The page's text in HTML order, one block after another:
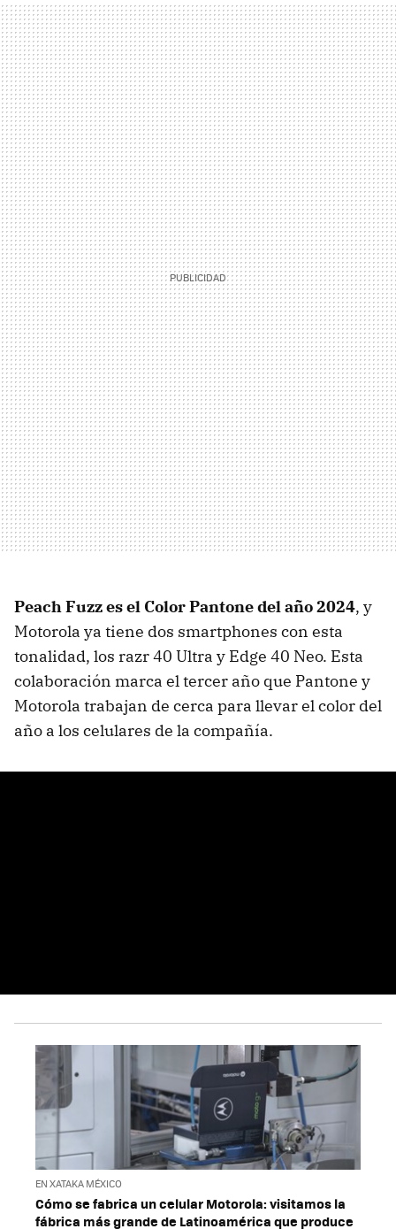
Peach Fuzz es el Color Pantone del año 2024, y
Motorola ya tiene dos smartphones con esta
tonalidad, los razr 40 Ultra y Edge 40 Neo. Esta
colaboración marca el tercer año que Pantone y
Motorola trabajan de cerca para llevar el color del
año a los celulares de la compañía.
EN XATAKA MÉXICO
Cómo se fabrica un celular Motorola: visitamos la
fábrica más grande de Latinoamérica que produce